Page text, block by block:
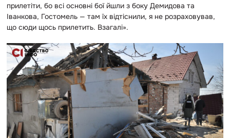
прилетіти, бо всі основні бої йшли з боку Демидова та
Іванкова, Гостомель — там їх відтіснили, я не розраховував,
що сюди щось прилетить. Взагалі».